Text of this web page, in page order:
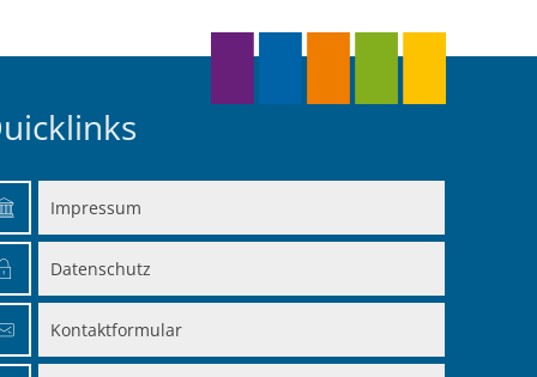
Impressum
Datenschutz
Kontaktformular